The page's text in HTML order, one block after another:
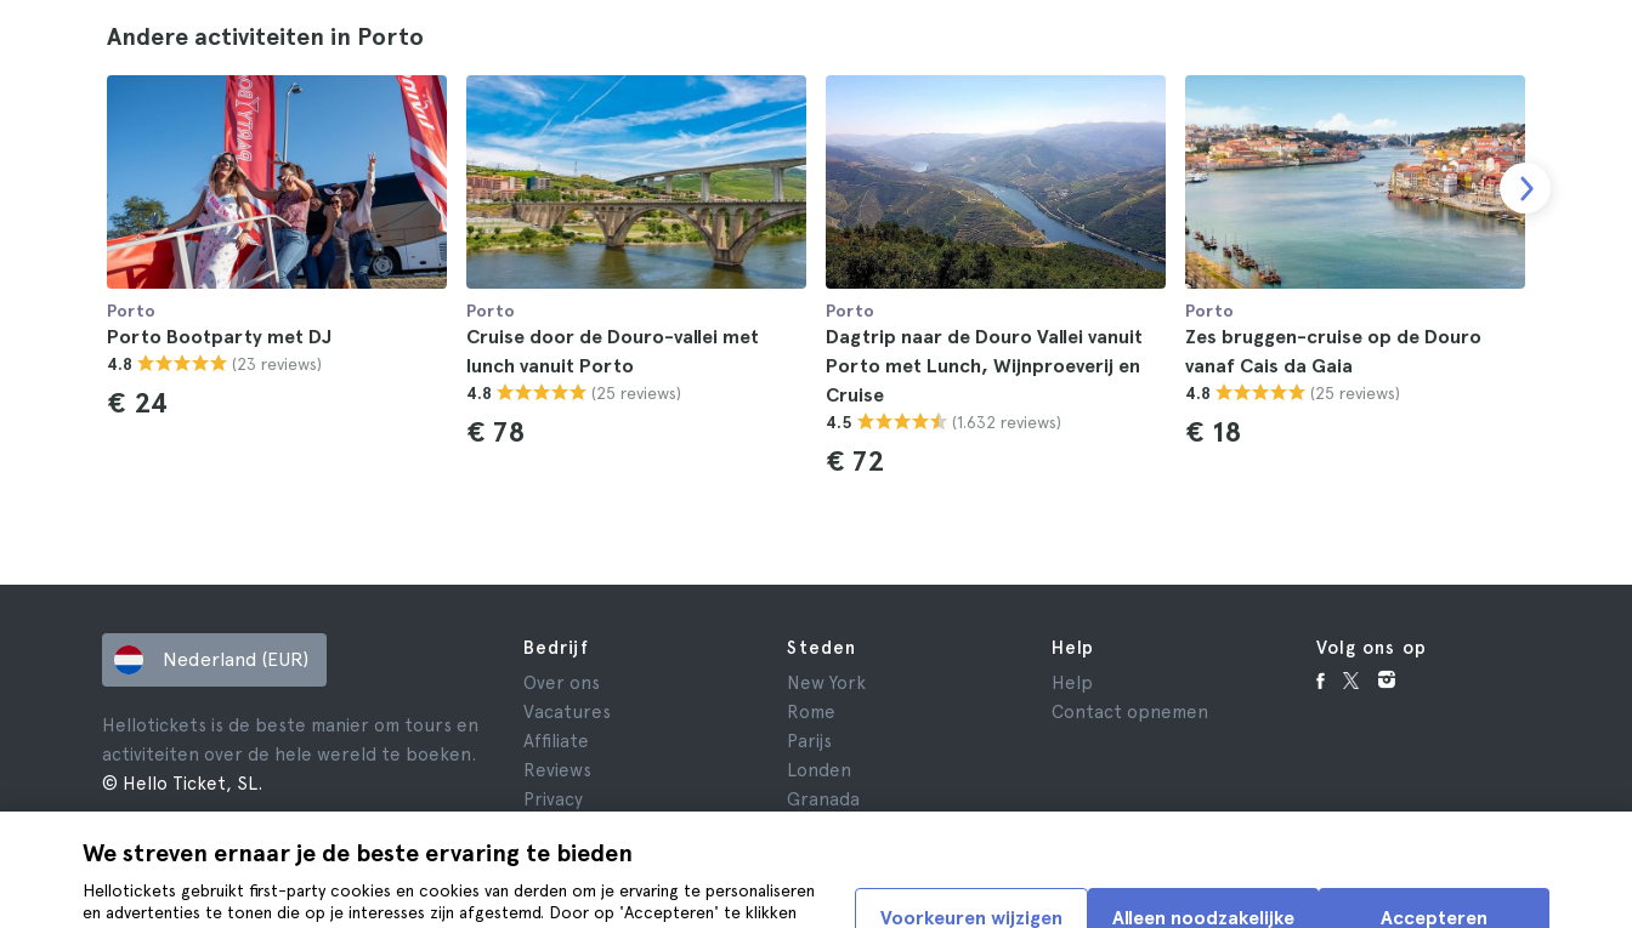
Andere activiteiten in Porto
Porto
Porto Bootparty met DJ
4.8 (23 reviews)
€ 24
Porto
Cruise door de Douro-vallei met
lunch vanuit Porto
4.8 (25 reviews)
€ 78
Porto
Dagtrip naar de Douro Vallei vanuit
Porto met Lunch, Wijnproeverij en
Cruise
4.5 (1.632 reviews)
€ 72
Porto
Zes bruggen-cruise op de Douro
vanaf Cais da Gaia
4.8 (25 reviews)
€ 18
We streven ernaar je de beste ervaring te bieden
Hellotickets gebruikt first-party cookies en cookies van derden om je ervaring te personaliseren
en advertenties te tonen die op je interesses zijn afgestemd. Door op 'Accepteren' te klikken
Accepteren
Alleen noodzakelijke
Voorkeuren wijzigen
Nederland (EUR)
Hellotickets is de beste manier om tours en
activiteiten over de hele wereld te boeken.
© Hello Ticket, SL.
Bedrijf
Over ons
Vacatures
Affiliate
Reviews
Privacy
Juridische kennisgeving
Cookies
Steden
New York
Rome
Parijs
Londen
Granada
Help
Help
Contact opnemen
Volg ons op